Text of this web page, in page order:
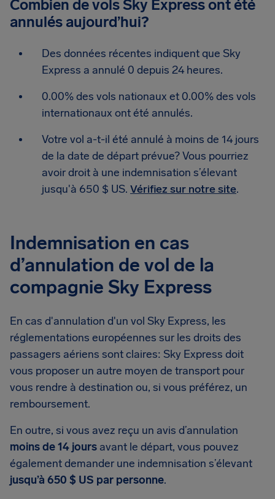
Combien de vols Sky Express ont été
annulés aujourd’hui?
Des données récentes indiquent que Sky
Express a annulé 0 depuis 24 heures.
0.00% des vols nationaux et 0.00% des vols
internationaux ont été annulés.
Votre vol a-t-il été annulé à moins de 14 jours
de la date de départ prévue? Vous pourriez
avoir droit à une indemnisation s’élevant
jusqu'à 650 $ US. Vérifiez sur notre site.
Indemnisation en cas
d’annulation de vol de la
compagnie Sky Express
En cas d'annulation d'un vol Sky Express, les
réglementations européennes sur les droits des
passagers aériens sont claires: Sky Express doit
vous proposer un autre moyen de transport pour
vous rendre à destination ou, si vous préférez, un
remboursement.
En outre, si vous avez reçu un avis d’annulation
moins de 14 jours avant le départ, vous pouvez
également demander une indemnisation s’élevant
jusqu’à 650 $ US par personne.